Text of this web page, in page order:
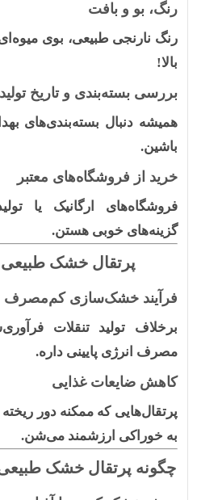
رنگ، بو و بافت
رنگ نارنجی طبیعی، بوی
بالا!
بررسی بسته‌بندی و تاریخ تولید
همیشه دنبال بسته‌بندی‌های
باشین.
خرید از فروشگاه‌های معتبر
فروشگاه‌های ارگانیک یا
گزینه‌های خوبی هستن.
پرتقال خشک
فرآیند خشک‌سازی کم‌مصرف
برخلاف تولید تنقلات
مصرف انرژی پایینی داره.
کاهش ضایعات غذایی
پرتقال‌هایی که ممکنه دور
به خوراکی ارزشمند می‌شن.
چگونه پرتقال خشک طبیعی